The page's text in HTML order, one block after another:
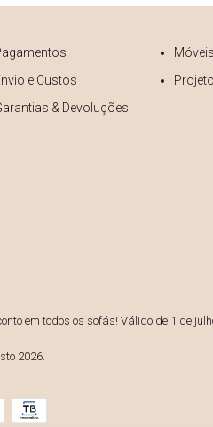
e Custos
& Devoluções
em todos os sofás! Válido de 1 de
2026.